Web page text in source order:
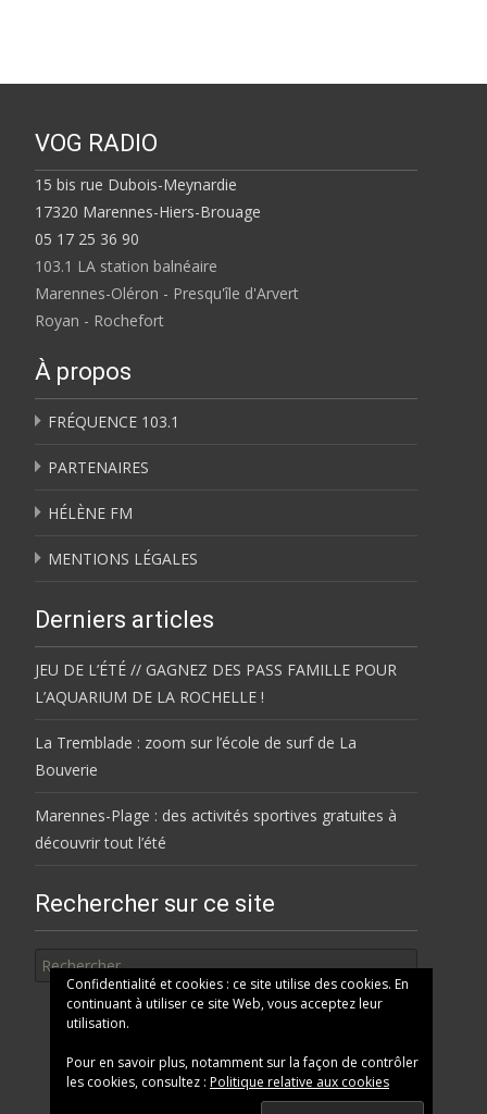
VOG RADIO
15 bis rue Dubois-Meynardie
17320 Marennes-Hiers-Brouage
05 17 25 36 90
103.1 LA station balnéaire
Marennes-Oléron - Presqu'île d'Arvert
Royan - Rochefort
À propos
FRÉQUENCE 103.1
PARTENAIRES
HÉLÈNE FM
MENTIONS LÉGALES
Derniers articles
JEU DE L’ÉTÉ // GAGNEZ DES PASS FAMILLE POUR
L’AQUARIUM DE LA ROCHELLE !
La Tremblade : zoom sur l’école de surf de La
Bouverie
Marennes-Plage : des activités sportives gratuites à
découvrir tout l’été
Rechercher sur ce site
Confidentialité et cookies : ce site utilise des cookies. En
continuant à utiliser ce site Web, vous acceptez leur
utilisation.
Pour en savoir plus, notamment sur la façon de contrôler
les cookies, consultez : Politique relative aux cookies